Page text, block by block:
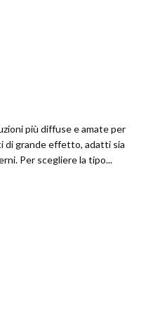
più diffuse e amate per
di grande effetto, adatti sia
Per scegliere la tipo...